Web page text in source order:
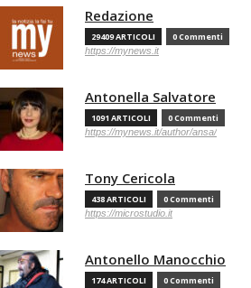
Redazione
29409 ARTICOLI 0 Commenti
https://mynews.it
Antonella Salvatore
1091 ARTICOLI 0 Commenti
https://mynews.it/author/ansa/
Tony Cericola
438 ARTICOLI 0 Commenti
https://microstudio.it
Antonello Manocchio
174 ARTICOLI 0 Commenti